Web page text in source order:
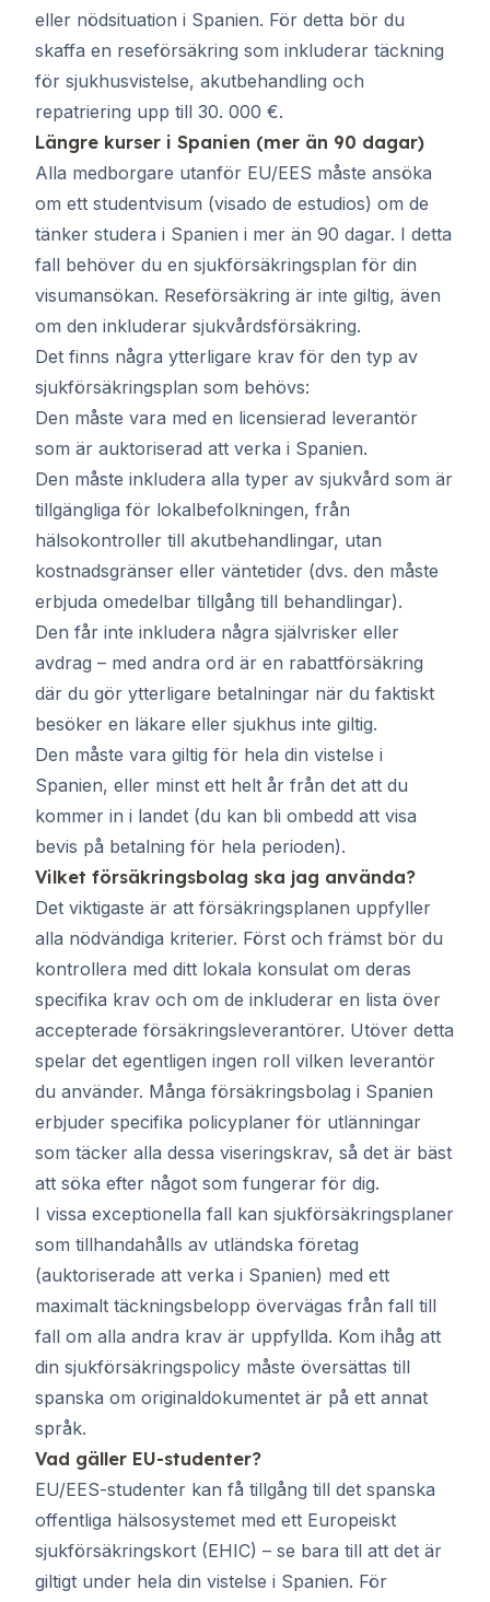
eller nödsituation i Spanien. För detta bör du
skaffa en reseförsäkring som inkluderar täckning
för sjukhusvistelse, akutbehandling och
repatriering upp till 30. 000 €.
Längre kurser i Spanien (mer än 90 dagar)
Alla medborgare utanför EU/EES måste ansöka
om ett studentvisum (visado de estudios) om de
tänker studera i Spanien i mer än 90 dagar. I detta
fall behöver du en sjukförsäkringsplan för din
visumansökan. Reseförsäkring är inte giltig, även
om den inkluderar sjukvårdsförsäkring.
Det finns några ytterligare krav för den typ av
sjukförsäkringsplan som behövs:
Den måste vara med en licensierad leverantör
som är auktoriserad att verka i Spanien.
Den måste inkludera alla typer av sjukvård som är
tillgängliga för lokalbefolkningen, från
hälsokontroller till akutbehandlingar, utan
kostnadsgränser eller väntetider (dvs. den måste
erbjuda omedelbar tillgång till behandlingar).
Den får inte inkludera några självrisker eller
avdrag – med andra ord är en rabattförsäkring
där du gör ytterligare betalningar när du faktiskt
besöker en läkare eller sjukhus inte giltig.
Den måste vara giltig för hela din vistelse i
Spanien, eller minst ett helt år från det att du
kommer in i landet (du kan bli ombedd att visa
bevis på betalning för hela perioden).
Vilket försäkringsbolag ska jag använda?
Det viktigaste är att försäkringsplanen uppfyller
alla nödvändiga kriterier. Först och främst bör du
kontrollera med ditt lokala konsulat om deras
specifika krav och om de inkluderar en lista över
accepterade försäkringsleverantörer. Utöver detta
spelar det egentligen ingen roll vilken leverantör
du använder. Många försäkringsbolag i Spanien
erbjuder specifika policyplaner för utlänningar
som täcker alla dessa viseringskrav, så det är bäst
att söka efter något som fungerar för dig.
I vissa exceptionella fall kan sjukförsäkringsplaner
som tillhandahålls av utländska företag
(auktoriserade att verka i Spanien) med ett
maximalt täckningsbelopp övervägas från fall till
fall om alla andra krav är uppfyllda. Kom ihåg att
din sjukförsäkringspolicy måste översättas till
spanska om originaldokumentet är på ett annat
språk.
Vad gäller EU-studenter?
EU/EES-studenter kan få tillgång till det spanska
offentliga hälsosystemet med ett Europeiskt
sjukförsäkringskort (EHIC) – se bara till att det är
giltigt under hela din vistelse i Spanien. För